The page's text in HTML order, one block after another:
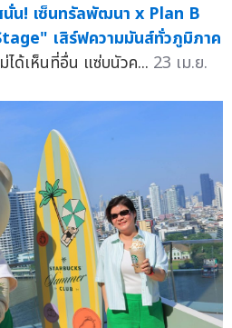
น! เซ็นทรัลพัฒนา x Plan B
เสิร์ฟความมันส์ทั่วภูมิภาค
ด้เห็นที่อื่น แซ่บนัวค... 23 เม.ย.